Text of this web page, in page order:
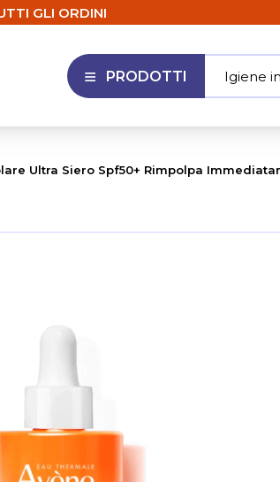
GLI ORDINI
APRI MENU
PRODOTTI Igiene
Ultra Siero Spf50+ Rimpolpa